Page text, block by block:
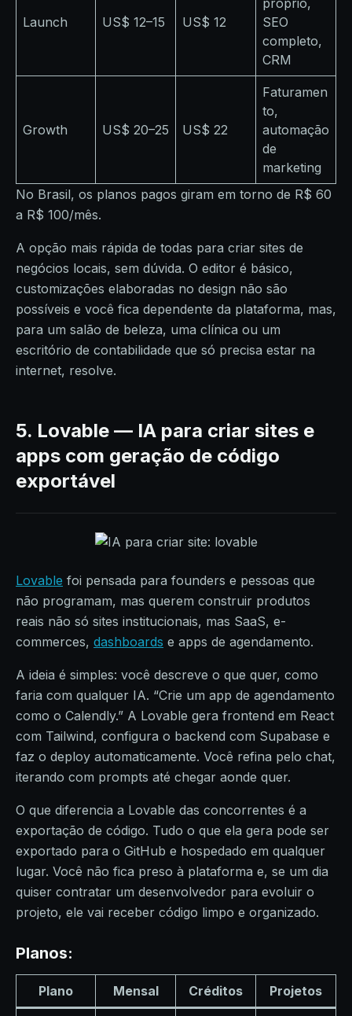
Launch US$ 12–15 US$ 12
próprio,
SEO
completo,
CRM
Growth US$ 20–25 US$ 22
Faturamen
to,
automação
de
marketing
No Brasil, os planos pagos giram em torno de R$ 60
a R$ 100/mês.
A opção mais rápida de todas para criar sites de
negócios locais, sem dúvida. O editor é básico,
customizações elaboradas no design não são
possíveis e você fica dependente da plataforma, mas,
para um salão de beleza, uma clínica ou um
escritório de contabilidade que só precisa estar na
internet, resolve.
5. Lovable — IA para criar sites e
apps com geração de código
exportável
Lovable foi pensada para founders e pessoas que
não programam, mas querem construir produtos
reais não só sites institucionais, mas SaaS, e-
commerces, dashboards e apps de agendamento.
A ideia é simples: você descreve o que quer, como
faria com qualquer IA. “Crie um app de agendamento
como o Calendly.” A Lovable gera frontend em React
com Tailwind, configura o backend com Supabase e
faz o deploy automaticamente. Você refina pelo chat,
iterando com prompts até chegar aonde quer.
O que diferencia a Lovable das concorrentes é a
exportação de código. Tudo o que ela gera pode ser
exportado para o GitHub e hospedado em qualquer
lugar. Você não fica preso à plataforma e, se um dia
quiser contratar um desenvolvedor para evoluir o
projeto, ele vai receber código limpo e organizado.
Planos:
Plano Mensal Créditos Projetos